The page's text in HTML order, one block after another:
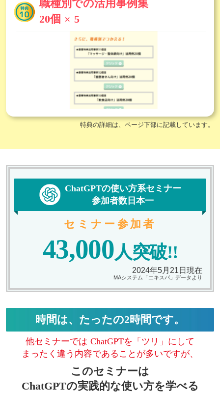
職種別での活用事例集
20個 × 5
特典の詳細は、ページ下部に記載しています。
ChatGPTの使い方系セミナー
参加者数日本一
セミナー参加者
43,000人突破!!
2024年5月21日現在
MAシステム「エキスパ」データより
時間は、たったの2時間です。
他セミナーでは ChatGPTを「ツリ」にして
まったく違う内容であることが多いですが、
このセミナーは
ChatGPTの実践的な使い方を学べる